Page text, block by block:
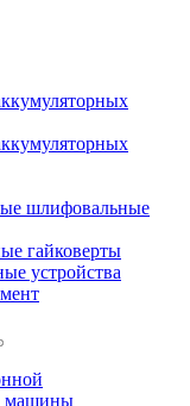
шлифовальные
гайковерты
устройства
машины